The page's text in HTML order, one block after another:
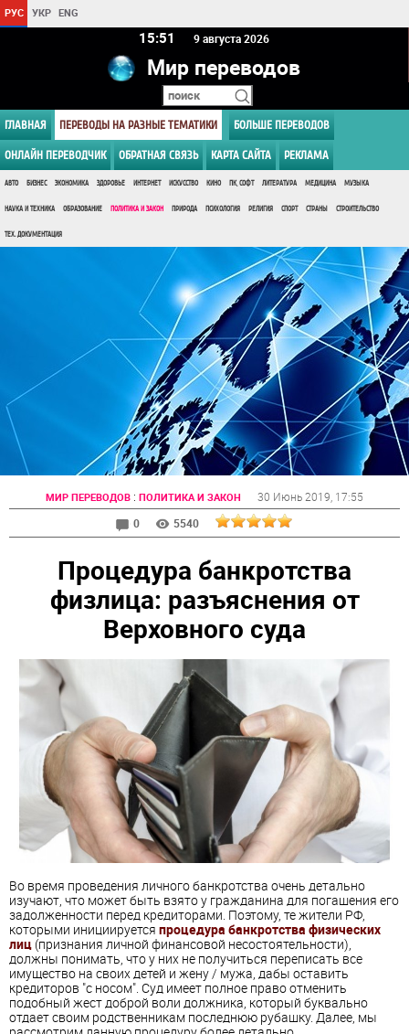
РУС УКР ENG
15 51 9 августа 2026
Мир переводов
ГЛАВНАЯ ПЕРЕВОДЫ НА РАЗНЫЕ ТЕМАТИКИ БОЛЬШЕ ПЕРЕВОДОВ
ОНЛАЙН ПЕРЕВОДЧИК ОБРАТНАЯ СВЯЗЬ КАРТА САЙТА РЕКЛАМА
АВТО БИЗНЕС ЭКОНОМИКА ЗДОРОВЬЕ ИНТЕРНЕТ ИСКУССТВО КИНО ПК, СОФТ ЛИТЕРАТУРА МЕДИЦИНА МУЗЫКА
НАУКА И ТЕХНИКА ОБРАЗОВАНИЕ ПОЛИТИКА И ЗАКОН ПРИРОДА ПСИХОЛОГИЯ РЕЛИГИЯ СПОРТ СТРАНЫ СТРОИТЕЛЬСТВО
ТЕХ. ДОКУМЕНТАЦИЯ
МИР ПЕРЕВОДОВ : ПОЛИТИКА И ЗАКОН 30 Июнь 2019 , 17:55
0
5540
Процедура банкротства
физлица: разъяснения от
Верховного суда
Во время проведения личного банкротства очень детально
изучают, что может быть взято у гражданина для погашения его
задолженности перед кредиторами. Поэтому, те жители РФ,
которыми инициируется процедура банкротства физических
лиц (признания личной финансовой несостоятельности),
должны понимать, что у них не получиться переписать все
имущество на своих детей и жену / мужа, дабы оставить
кредиторов "с носом". Суд имеет полное право отменить
подобный жест доброй воли должника, который буквально
отдает своим родственникам последнюю рубашку. Далее, мы